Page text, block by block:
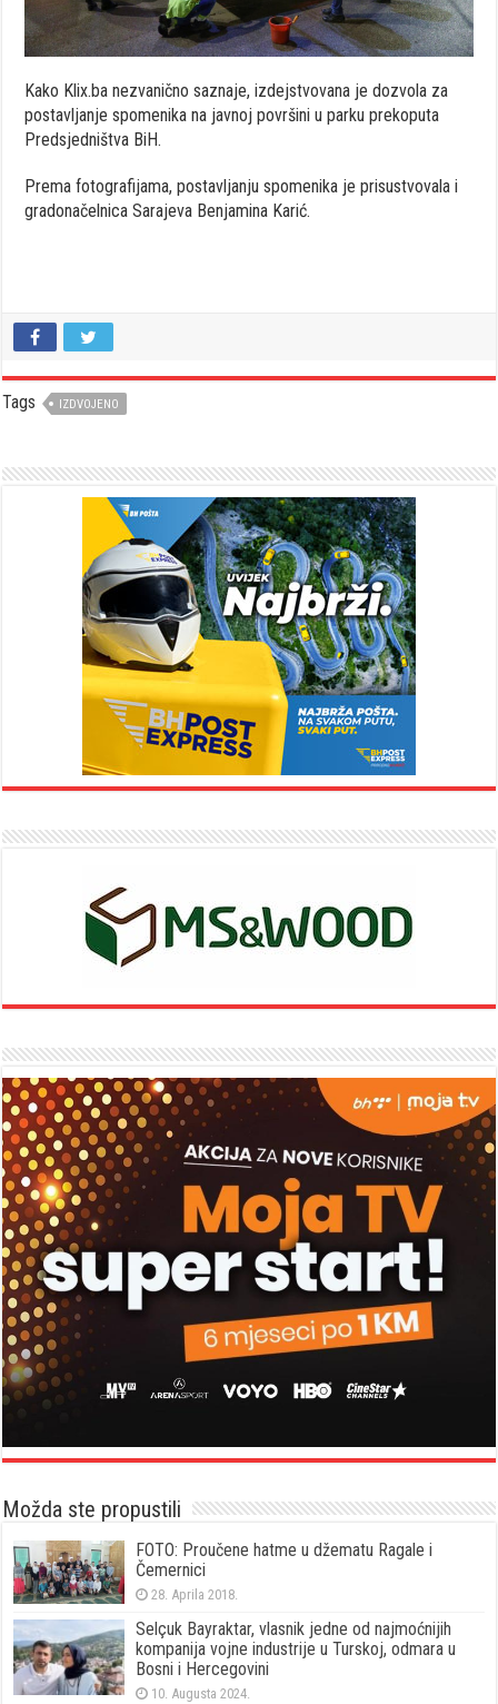
Kako Klix.ba nezvanično saznaje, izdejstvovana je dozvola za
postavljanje spomenika na javnoj površini u parku prekoputa
Predsjedništva BiH.
Prema fotografijama, postavljanju spomenika je prisustvovala i
gradonačelnica Sarajeva Benjamina Karić.
Tags IZDVOJENO
Možda ste propustili
FOTO: Proučene hatme u džematu Ragale i
Čemernici
28. Aprila 2018.
Selçuk Bayraktar, vlasnik jedne od najmoćnijih
kompanija vojne industrije u Turskoj, odmara u
Bosni i Hercegovini
10. Augusta 2024.